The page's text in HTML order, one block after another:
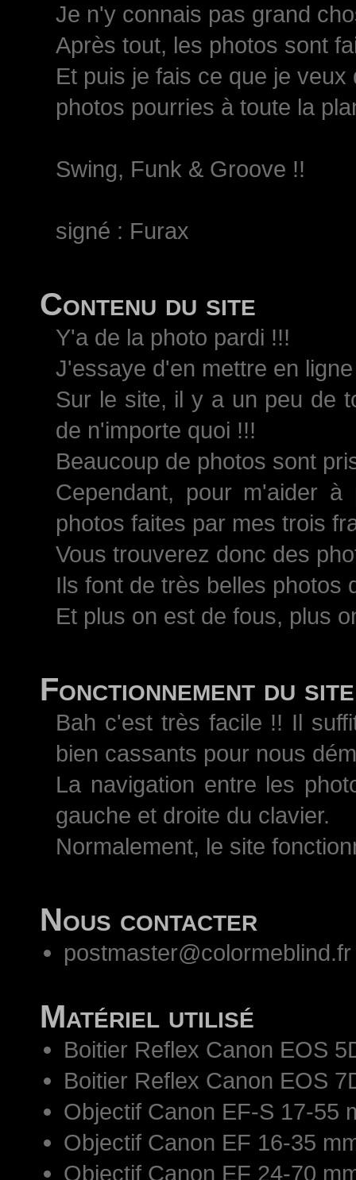
Je n'y connais pas grand
Après tout, les photos sont
Et puis je fais ce que je
photos pourries à toute la
Swing, Funk & Groove !!
signé : Furax
Contenu du site
Y'a de la photo pardi !!!
J'essaye d'en mettre en
Sur le site, il y a un peu de
de n'importe quoi !!!
Beaucoup de photos sont
Cependant, pour m'aider
photos faites par mes trois
Vous trouverez donc des
Ils font de très belles photos
Et plus on est de fous, plus
Fonctionnement du site
Bah c'est très facile !! Il
bien cassants pour nous
La navigation entre les
gauche et droite du clavier.
Normalement, le site
Nous contacter
postmaster@colormeblind.fr
Matériel utilisé
Boitier Reflex Canon EOS
Boitier Reflex Canon EOS
Objectif Canon EF-S 17-55
Objectif Canon EF 16-35
Objectif Canon EF 24-70